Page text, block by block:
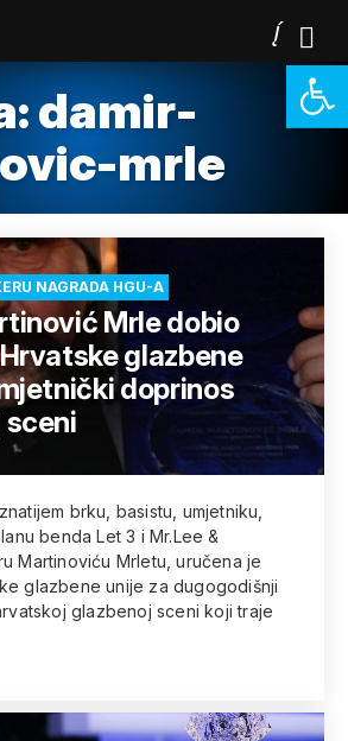
damir-
mrle
NAGRADA HGU-A
Mrle dobio
glazbene
doprinos
sceni
brku, basistu, umjetniku,
benda Let 3 i Mr.Lee &
Martinoviću Mrletu, uručena je
glazbene unije za dugogodišnji
glazbenoj sceni koji traje